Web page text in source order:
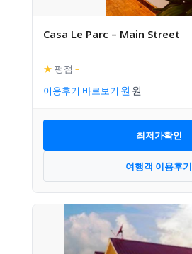
Casa Le Parc – Main Street
★ 평점 –
이용후기 바로보기
최저가확인
여행객 이용후기